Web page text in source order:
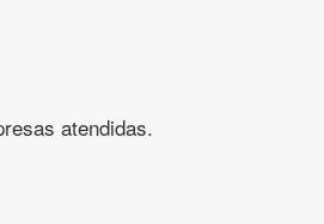
atendidas.